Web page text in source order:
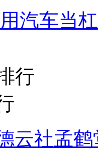
汽车当
行
云社孟